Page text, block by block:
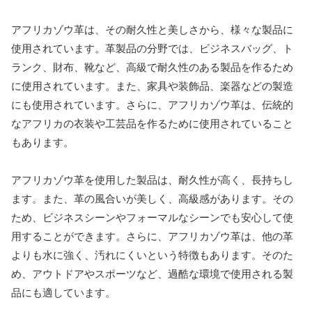
アフリカゾウ革は、その耐久性と美しさから、様々な製品に
使用されています。革製品の分野では、ビジネスバッグ、ト
ランク、財布、靴など、高級で耐久性のある製品を作るため
に使用されています。また、家具や装飾品、楽器などの製造
にも使用されています。さらに、アフリカゾウ革は、伝統的
なアフリカの衣装や工芸品を作るために使用されていること
もあります。
アフリカゾウ革を使用した製品は、耐久性が高く、長持ちし
ます。また、革の風合いが美しく、高級感があります。その
ため、ビジネスシーンやフォーマルなシーンでも安心して使
用することができます。さらに、アフリカゾウ革は、他の革
よりも水に強く、汚れにくいという特徴もあります。そのた
め、アウトドアやスポーツなど、過酷な環境で使用される製
品にも適しています。